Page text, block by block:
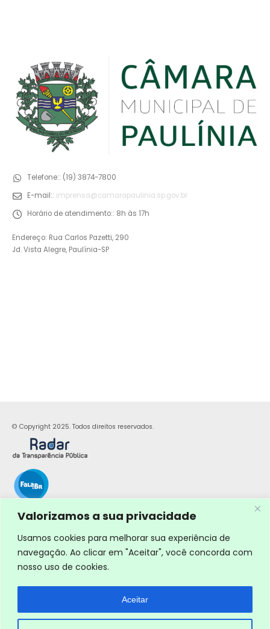
Valorizamos a sua privacidade
Usamos cookies para melhorar sua experiência de
navegação. Ao clicar em "Aceitar", você concorda com
nosso uso de cookies.
Aceitar
Telefone:: (19) 3874-7800
E-mail:: imprensa@camarapaulinia.sp.gov.br
Horário de atendimento:: 8h às 17h
Endereço: Rua Carlos Pazetti, 290
Jd. Vista Alegre, Paulínia-SP
© Copyright 2025. Todos direitos reservados.